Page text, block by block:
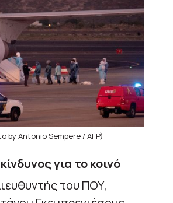
by Antonio Sempere / AFP)
για το κοινό
του ΠΟΥ,